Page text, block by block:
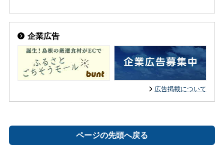
企業広告
広告掲載について
ページの先頭へ戻る